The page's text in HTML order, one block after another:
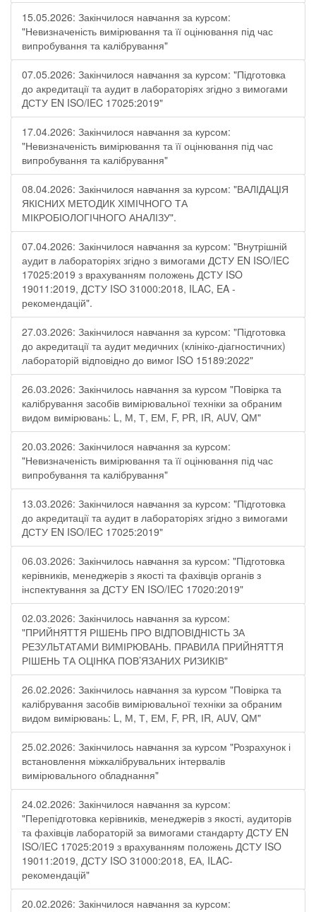
15.05.2026: Закінчилося навчання за курсом:
"Невизначеність вимірювання та її оцінювання під час
випробування та калібрування"
07.05.2026: Закінчилося навчання за курсом: "Підготовка
до акредитації та аудит в лабораторіях згідно з вимогами
ДСТУ EN ISO/IEC 17025:2019"
17.04.2026: Закінчилося навчання за курсом:
"Невизначеність вимірювання та її оцінювання під час
випробування та калібрування"
08.04.2026: Закінчилося навчання за курсом: "ВАЛІДАЦІЯ
ЯКІСНИХ МЕТОДИК ХІМІЧНОГО ТА
МІКРОБІОЛОГІЧНОГО АНАЛІЗУ".
07.04.2026: Закінчилося навчання за курсом: "Внутрішній
аудит в лабораторіях згідно з вимогами ДСТУ EN ISO/IEC
17025:2019 з врахуванням положень ДСТУ ISO
19011:2019, ДСТУ ISO 31000:2018, ILAC, EA -
рекомендацій".
27.03.2026: Закінчилося навчання за курсом: "Підготовка
до акредитації та аудит медичних (клініко-діагностичних)
лабораторій відповідно до вимог ISO 15189:2022"
26.03.2026: Закінчилось навчання за курсом "Повірка та
калібрування засобів вимірювальної техніки за обраним
видом вимірювань: L, М, Т, ЕМ, F, РR, ІR, АUV, QМ"
20.03.2026: Закінчилося навчання за курсом:
"Невизначеність вимірювання та її оцінювання під час
випробування та калібрування"
13.03.2026: Закінчилося навчання за курсом: "Підготовка
до акредитації та аудит в лабораторіях згідно з вимогами
ДСТУ EN ISO/IEC 17025:2019"
06.03.2026: Закінчилось навчання за курсом: "Підготовка
керівників, менеджерів з якості та фахівців органів з
інспектування за ДСТУ EN ISO/IEC 17020:2019"
02.03.2026: Закінчилось навчання за курсом:
"ПРИЙНЯТТЯ РІШЕНЬ ПРО ВІДПОВІДНІСТЬ ЗА
РЕЗУЛЬТАТАМИ ВИМІРЮВАНЬ. ПРАВИЛА ПРИЙНЯТТЯ
РІШЕНЬ ТА ОЦІНКА ПОВ’ЯЗАНИХ РИЗИКІВ"
26.02.2026: Закінчилось навчання за курсом "Повірка та
калібрування засобів вимірювальної техніки за обраним
видом вимірювань: L, М, Т, ЕМ, F, РR, ІR, АUV, QМ"
25.02.2026: Закінчилось навчання за курсом "Розрахунок і
встановлення міжкалібрувальних інтервалів
вимірювального обладнання"
24.02.2026: Закінчилося навчання за курсом:
"Перепідготовка керівників, менеджерів з якості, аудиторів
та фахівців лабораторій за вимогами стандарту ДСТУ EN
ISO/IEC 17025:2019 з врахуванням положень ДСТУ ISO
19011:2019, ДСТУ ISO 31000:2018, ЕА, ILAC-
рекомендацій"
20.02.2026: Закінчилося навчання за курсом: